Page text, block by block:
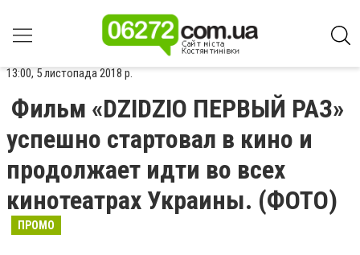
13:00, 5 листопада 2018 р.
Фильм «DZIDZIO ПЕРВЫЙ РАЗ»
успешно стартовал в кино и
продолжает идти во всех
кинотеатрах Украины. (ФОТО)
ПРОМО